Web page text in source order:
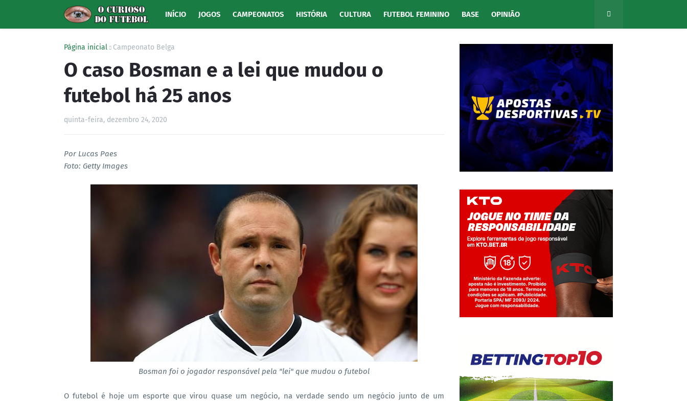
INÍCIO JOGOS CAMPEONATOS HISTÓRIA CULTURA FUTEBOL FEMININO BASE OPINIÃO
Página inicial Campeonato Belga
O caso Bosman e a lei que mudou o
futebol há 25 anos
quinta-feira, dezembro 24, 2020
Por Lucas Paes
Foto: Getty Images
Bosman foi o jogador responsável pela "lei" que mudou o futebol
O futebol é hoje um esporte que virou quase um negócio, na verdade sendo um negócio junto de um
Jogue com responsabilidade. 18+